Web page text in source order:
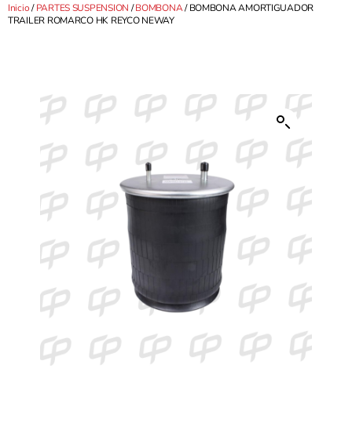
Inicio/PARTES SUSPENSION /BOMBONA/ BOMBONA AMORTIGUADOR
TRAILER ROMARCO HK REYCO NEWAY